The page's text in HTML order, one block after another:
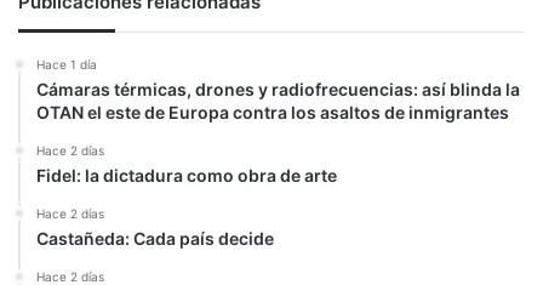
Hace 1 día
Cámaras térmicas, drones y radiofrecuencias: así blinda la
OTAN el este de Europa contra los asaltos de inmigrantes
Hace 2 días
Fidel: la dictadura como obra de arte
Hace 2 días
Castañeda: Cada país decide
Hace 2 días